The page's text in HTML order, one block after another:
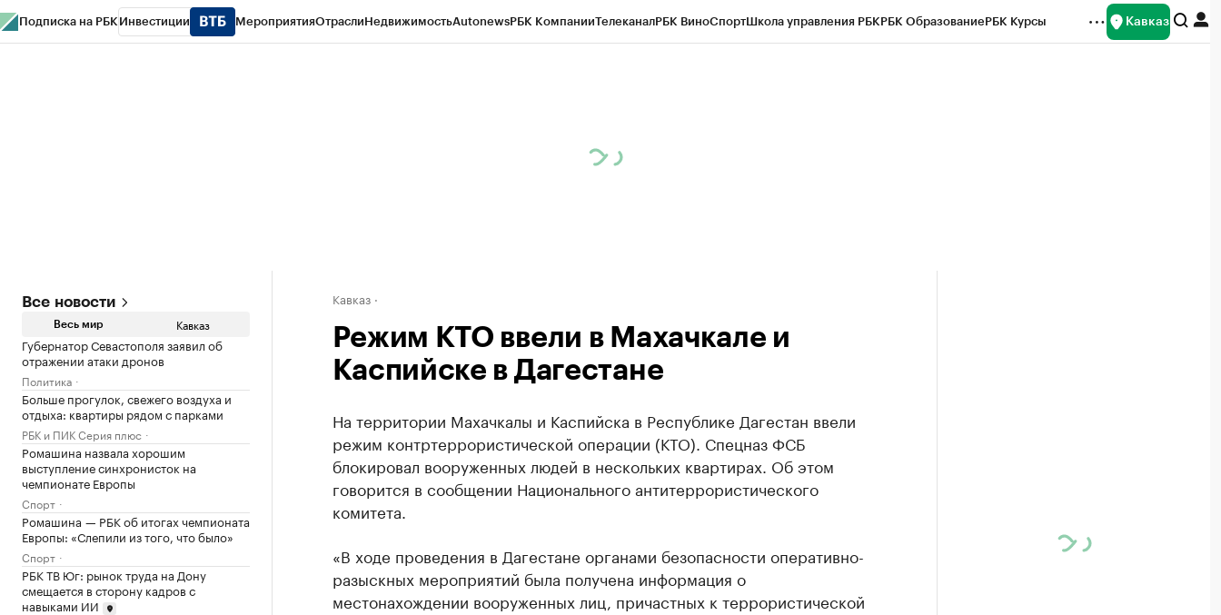
Подписка на РБК Инвестиции МероприятияОтраслиНедвижимостьAutonewsРБК КомпанииТелеканалРБК ВиноСпортШкола управления РБКРБК ОбразованиеРБК Курсы Кавказ
Все новости
Весь мир Кавказ
Губернатор Севастополя заявил об
отражении атаки дронов
Политика
Больше прогулок, свежего воздуха и
отдыха: квартиры рядом с парками
РБК и ПИК Серия плюс
Ромашина назвала хорошим
выступление синхронисток на
чемпионате Европы
Спорт
Ромашина — РБК об итогах чемпионата
Европы: «Слепили из того, что было»
Спорт
РБК ТВ Юг: рынок труда на Дону
смещается в сторону кадров с
навыками ИИ
Кавказ
Режим КТО ввели в Махачкале и
Каспийске в Дагестане
На территории Махачкалы и Каспийска в Республике Дагестан ввели
режим контртеррористической операции (КТО). Спецназ ФСБ
блокировал вооруженных людей в нескольких квартирах. Об этом
говорится в сообщении Национального антитеррористического
комитета.
«В ходе проведения в Дагестане органами безопасности оперативно-
разыскных мероприятий была получена информация о
местонахождении вооруженных лиц, причастных к террористической